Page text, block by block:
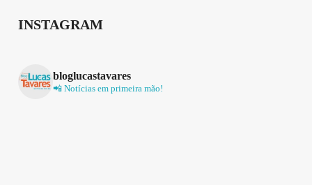
INSTAGRAM
bloglucastavares
📲 Notícias em primeira mão!